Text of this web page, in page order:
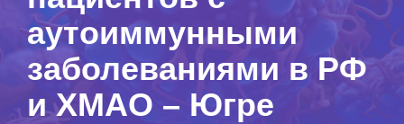
аутоиммунными
заболеваниями в РФ
и ХМАО – Югре